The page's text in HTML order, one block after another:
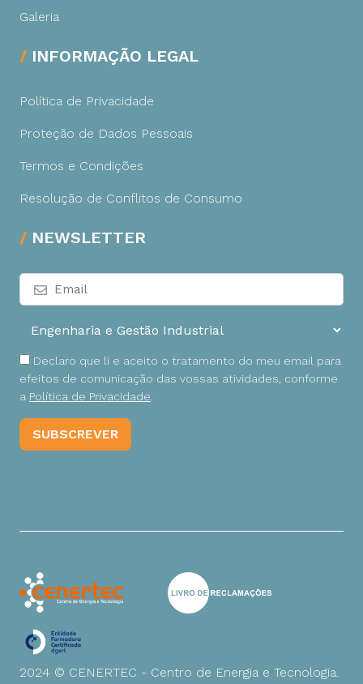
Galeria
INFORMAÇÃO LEGAL
Política de Privacidade
Proteção de Dados Pessoais
Termos e Condições
Resolução de Conflitos de Consumo
NEWSLETTER
Declaro que li e aceito o tratamento do meu email para
efeitos de comunicação das vossas atividades, conforme
a Política de Privacidade.
2024 © CENERTEC - Centro de Energia e Tecnologia.